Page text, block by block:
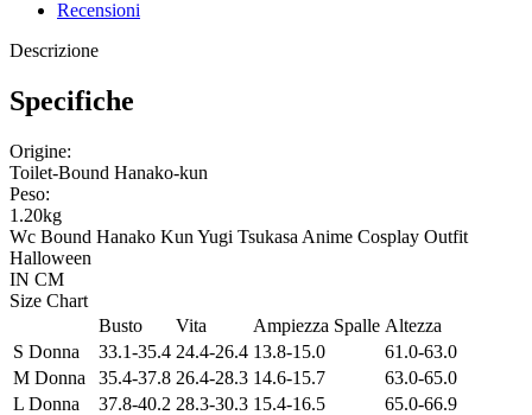
Recensioni
Descrizione
Specifiche
Origine:
Toilet-Bound Hanako-kun
Peso:
1.20kg
Wc Bound Hanako Kun Yugi Tsukasa Anime Cosplay Outfit
Halloween
IN CM
Size Chart
Busto
Vita Ampiezza Spalle Altezza
S Donna
33.1-35.4 24.4-26.4 13.8-15.0
61.0-63.0
M Donna
35.4-37.8 26.4-28.3 14.6-15.7
63.0-65.0
L Donna
37.8-40.2 28.3-30.3 15.4-16.5
65.0-66.9